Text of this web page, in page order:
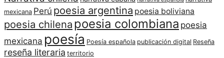
mexicana Perú poesia argentina poesia boliviana
poesia chilena poesia colombiana poesia
mexicana poesía Poesía española publicación digital Reseña
reseña literaria territorio